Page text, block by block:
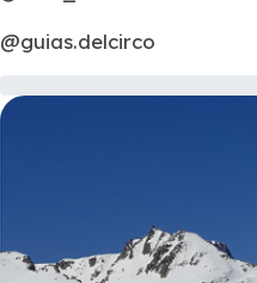
@guias.delcirco